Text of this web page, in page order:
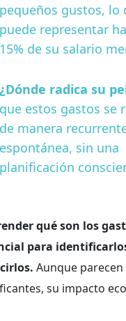
pequeños gustos, lo
puede representar
15% de su salario
¿Dónde radica su
que estos gastos se
de manera
espontánea, sin una
planificación
qué son los
para
Aunque parecen
su impacto